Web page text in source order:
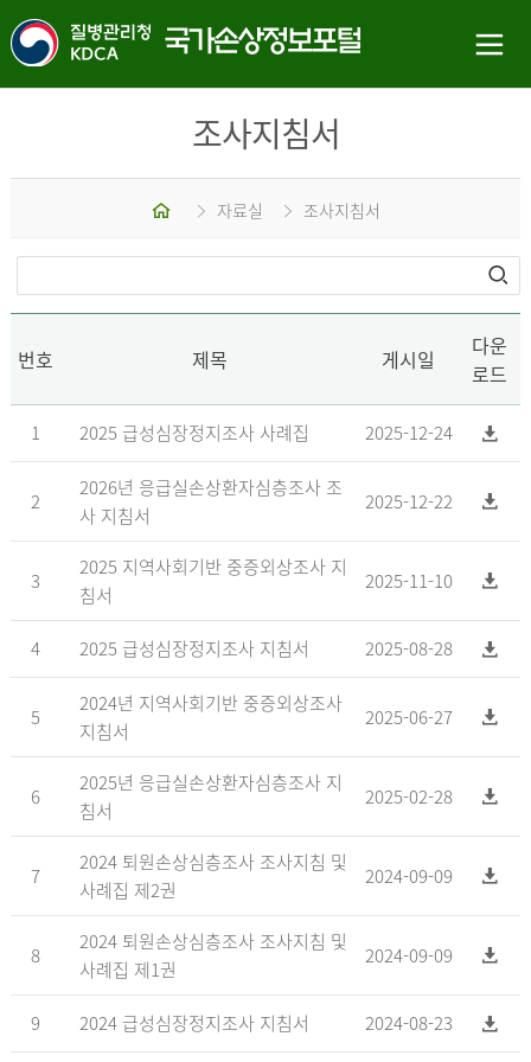
조사지침서
홈 자료실 조사지침서
번호 제목 게시일
다운
로드
1 2025 급성심장정지조사 사례집 2025-12-24
2
2026년 응급실손상환자심층조사 조
사 지침서
2025-12-22
3
2025 지역사회기반 중증외상조사 지
침서
2025-11-10
4 2025 급성심장정지조사 지침서 2025-08-28
5
2024년 지역사회기반 중증외상조사
지침서
2025-06-27
6
2025년 응급실손상환자심층조사 지
침서
2025-02-28
7
2024 퇴원손상심층조사 조사지침 및
사례집 제2권
2024-09-09
8
2024 퇴원손상심층조사 조사지침 및
사례집 제1권
2024-09-09
9 2024 급성심장정지조사 지침서 2024-08-23